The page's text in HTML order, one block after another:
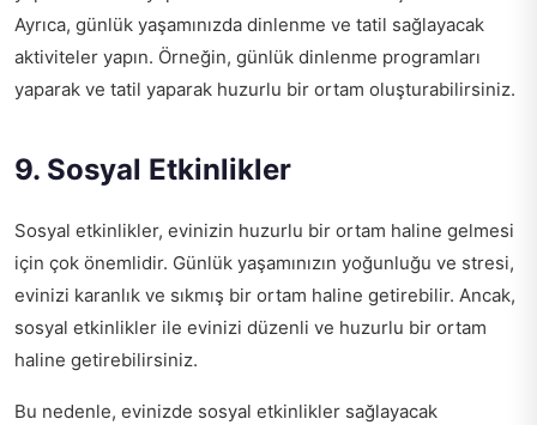
Ayrıca, günlük yaşamınızda dinlenme ve tatil sağlayacak
aktiviteler yapın. Örneğin, günlük dinlenme programları
yaparak ve tatil yaparak huzurlu bir ortam oluşturabilirsiniz.
9. Sosyal Etkinlikler
Sosyal etkinlikler, evinizin huzurlu bir ortam haline gelmesi
için çok önemlidir. Günlük yaşamınızın yoğunluğu ve stresi,
evinizi karanlık ve sıkmış bir ortam haline getirebilir. Ancak,
sosyal etkinlikler ile evinizi düzenli ve huzurlu bir ortam
haline getirebilirsiniz.
Bu nedenle, evinizde sosyal etkinlikler sağlayacak